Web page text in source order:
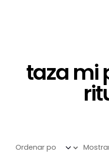
taza mi